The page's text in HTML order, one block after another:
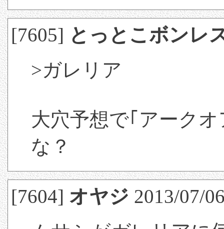
[7605] とっとこボンレ
>ガレリア
大穴予想で｢アーク
な？
[7604] オヤジ 2013/07/